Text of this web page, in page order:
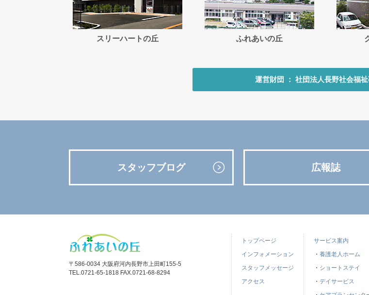
スリーハートの丘 ふれあいの丘
運営財団 ： 社団法人長野社会福
スタッフブログ 広報誌
〒586-0034 大阪府河内長野市上田町155-5
TEL.0721-65-1818 FAX.0721-68-8294
サービス案内
・ 養護老人ホーム
・ ショートステイ
・ デイサービス
トップページ
インフォメーション
スタッフメッセージ
アクセス